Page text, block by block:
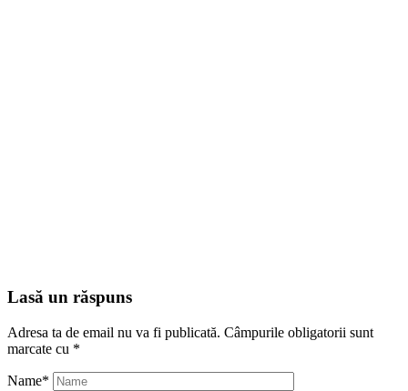
Lasă un răspuns
Adresa ta de email nu va fi publicată. Câmpurile obligatorii sunt
marcate cu *
Name*